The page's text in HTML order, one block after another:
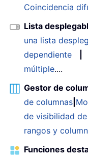
Coincidencia
Lista
una lista
dependiente
múltiple....
Gestor de
de columnas
de visibilidad
rangos y
Funciones